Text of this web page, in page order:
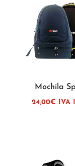
Mochila
24,00€ IVA